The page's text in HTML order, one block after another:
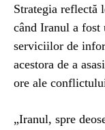
Strategia reflectă
când Iranul a
serviciilor de
acestora de a
ore ale
„Iranul, spre